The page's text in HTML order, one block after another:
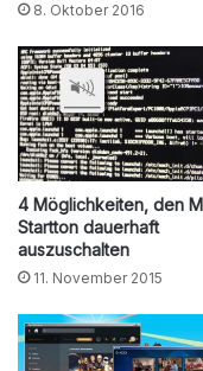
8. Oktober 2016
4 Möglichkeiten, den
Startton dauerhaft
auszuschalten
11. November 2015